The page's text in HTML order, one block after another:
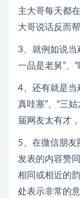
主大哥每天都
大哥说话反而
3、就例如说当
一品是老舅”、
4、还有就是当
真哇塞”、“三
届网友太有才
5、在微信朋友
发表的内容赞
相同或相近的
处表示非常的